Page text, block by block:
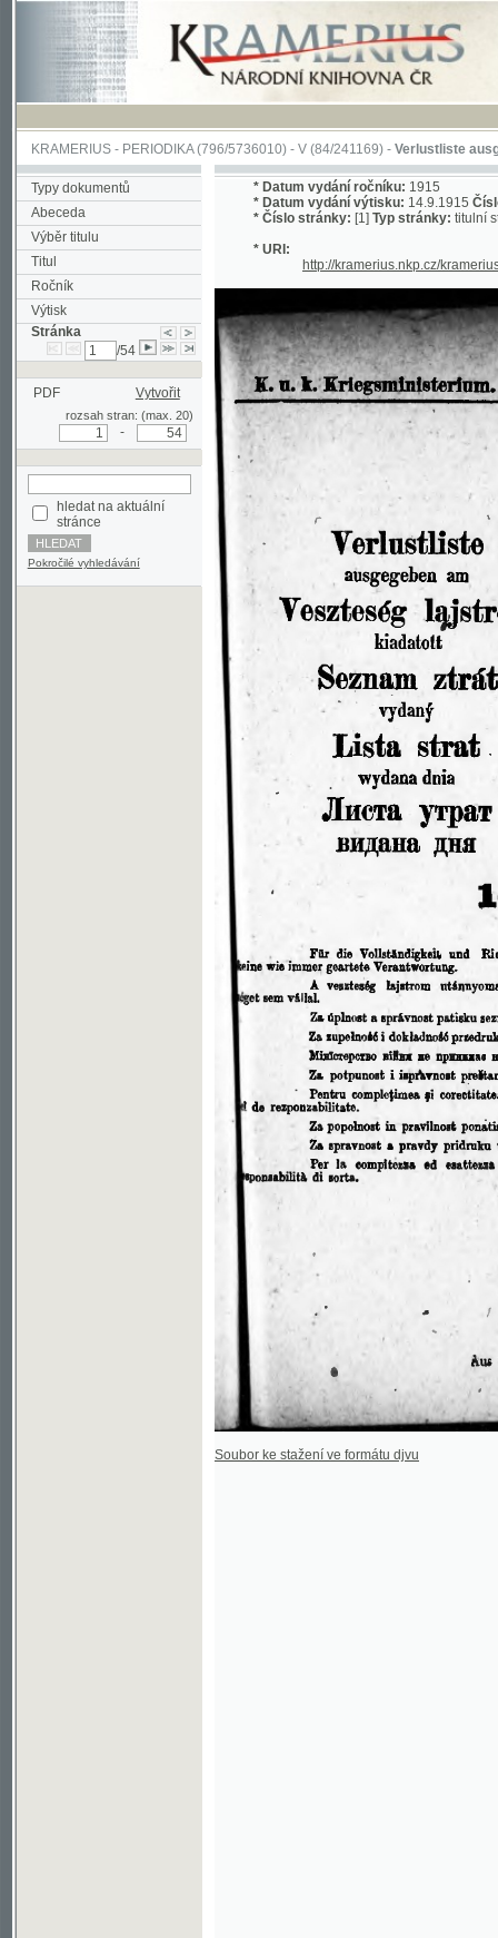
KRAMERIUS-PERIODIKA(796/5736010) -V(84/241169) -Verlustliste
Typy dokumentů
Abeceda
Výběr titulu
Titul
Ročník
Výtisk
Stránka
PDF Vytvořit
rozsah stran: (max. 20)
stránce
Pokročilé vyhledávání
Datum vydání výtisku:14.9.1915 Číslo
Číslo stránky:[1]Typ stránky:titulní strana
http://kramerius.nkp.cz/kramerius/
Soubor ke stažení ve formátu djvu